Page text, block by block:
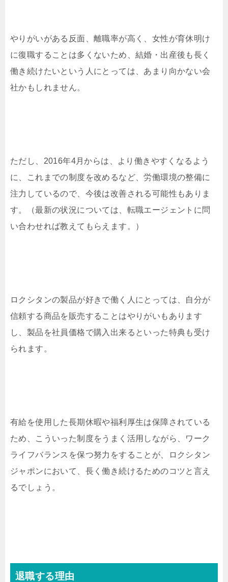
やりがいがある反面、離職率が高く、女性が育休明け
に復職することは多くないため、結婚・出産後も長く
働き続けたいという人にとっては、あまり向かない会
社かもしれません。
ただし、2016年4月からは、より働きやすくなるよう
に、これまでの制度を改めるなど、労働環境の整備に
注力しているので、今後は改善される可能性もありま
す。（最新の状況については、転職エージェントに問
い合わせれば教えてもらえます。）
ロクシタンの製品が好きで働く人にとっては、自分が
信頼する商品を販売することはやりがいもあります
し、製品を社員価格で購入出来るといった特典も受け
られます。
有給を使用した長期休暇や福利厚生は保障されている
ため、こういった制度をうまく活用しながら、ワーク
ライフバランスを保つ努力をすることが、ロクシタン
ジャポンにおいて、長く働き続けるためのコツと言え
るでしょう。
退職する理由